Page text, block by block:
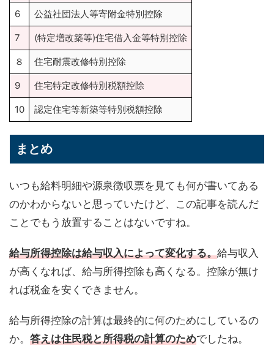
6 公益社団法人等寄附金特別控除
7 (特定増改築等)住宅借入金等特別控除
８ 住宅耐震改修特別控除
9 住宅特定改修特別税額控除
10 認定住宅等新築等特別税額控除
まとめ
いつも給料明細や源泉徴収票を見ても何が書いてある
のかわからないと思っていたけど、この記事を読んだ
ことでもう放置することはないですね。
給与所得控除は給与収入によって変化する。給与収入
が高くなれば、給与所得控除も高くなる。控除が無け
れば税金を安くできません。
給与所得控除の計算は最終的に何のためにしているの
か。 答えは住民税と所得税の計算のためでしたね。